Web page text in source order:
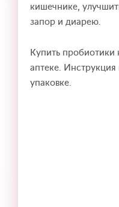
кишечнике,
запор и диарею.
Купить
аптеке.
упаковке.